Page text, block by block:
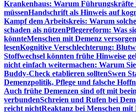
Krankenhaus: Warum Führungskräfte
müssenHandschrift als Hinweis auf
Kampf dem Arbeitskreis: Warum
schaden als nützenPflegereform: Was
könnteMenschen mit Demenz
lesenKognitive Verschlechterung:
Stoffwechsel könnten frühe Hinweise
nicht einfach weitermachen: Warum
Buddy-Check etablieren solltenSwen
Demenzpolitik, Pflege und falsche
Auch frühe Demenzen sind oft mit
verbundenSchreien und Rufen bei
reicht nichtReaktanz bei Menschen mit